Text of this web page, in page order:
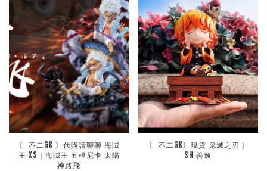
〘 不二GK 〙代購請聊聊 海賊
王 XS｜海賊王 五檔尼卡 太陽
神路飛
〘 不二GK〙現貨 鬼滅之刃｜
SH 善逸